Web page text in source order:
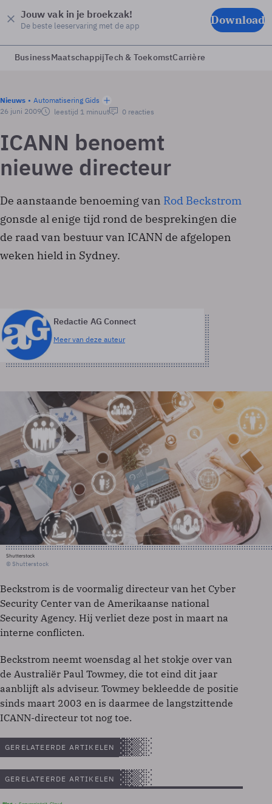
Jouw vak in je broekzak!
De beste leeservaring met de app Download
BusinessMaatschappijTech & ToekomstCarrière
Nieuws
Automatisering Gids
26 juni 2009
leestijd 1 minuut 0 reacties
ICANN benoemt
nieuwe directeur
De aanstaande benoeming van Rod Beckstrom
gonsde al enige tijd rond de besprekingen die
de raad van bestuur van ICANN de afgelopen
weken hield in Sydney.
Redactie AG Connect
Meer van deze auteur
Shutterstock
© Shutterstock
Beckstrom is de voormalig directeur van het Cyber
Security Center van de Amerikaanse national
Security Agency. Hij verliet deze post in maart na
interne conflicten.
Beckstrom neemt woensdag al het stokje over van
de Australiër Paul Towmey, die tot eind dit jaar
aanblijft als adviseur. Towmey bekleedde de positie
sinds maart 2003 en is daarmee de langstzittende
ICANN-directeur tot nog toe.
GERELATEERDE ARTIKELEN
GERELATEERDE ARTIKELEN